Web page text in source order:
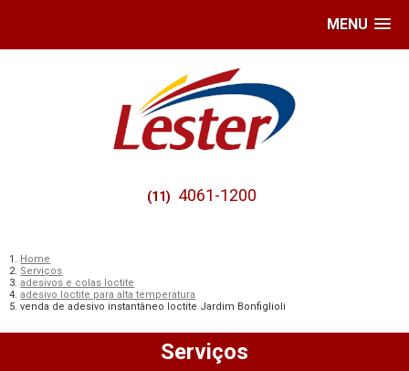
MENU
(11) 4061-1200
Home
Serviços
adesivos e colas loctite
adesivo loctite para alta temperatura
venda de adesivo instantâneo loctite Jardim Bonfiglioli
Serviços